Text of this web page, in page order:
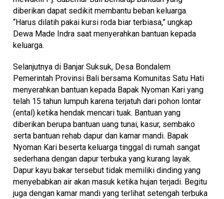
diberikan dapat sedikit membantu beban keluarga.
“Harus dilatih pakai kursi roda biar terbiasa,” ungkap
Dewa Made Indra saat menyerahkan bantuan kepada
keluarga.
Selanjutnya di Banjar Suksuk, Desa Bondalem
Pemerintah Provinsi Bali bersama Komunitas Satu Hati
menyerahkan bantuan kepada Bapak Nyoman Kari yang
telah 15 tahun lumpuh karena terjatuh dari pohon lontar
(ental) ketika hendak mencari tuak. Bantuan yang
diberikan berupa bantuan uang tunai, kasur, sembako
serta bantuan rehab dapur dan kamar mandi. Bapak
Nyoman Kari beserta keluarga tinggal di rumah sangat
sederhana dengan dapur terbuka yang kurang layak.
Dapur kayu bakar tersebut tidak memiliki dinding yang
menyebabkan air akan masuk ketika hujan terjadi. Begitu
juga dengan kamar mandi yang terlihat setengah terbuka